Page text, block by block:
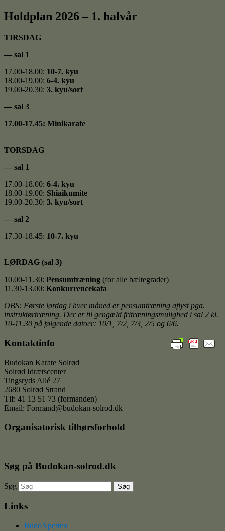
Holdplan 2026 – 1. halvår
TIRSDAG
— sal 1
17.00-18.00: 10-7. kyu
18.00-19.00: 6-4. kyu
19.00-20.30: 3. kyu/sort
— sal 3
17.00-17.45: Minikarate
TORSDAG
— sal 1
17.00-18.00: 6-4. kyu
18.00-19.00: Shiaikumite
19.00-20.30: 3. kyu/sort
— sal 2
17.30-18.45: 10-7. kyu
LØRDAG (sal 3)
10.00-11.30: Pensumtræning (for alle bæltegrader)
11.30-13.00: Konkurrencekata
OBS: Første lørdag i hver måned er pensumtræning aflyst pga.
instruktørtræning. Der er til gengæld fritræningsmulighed i sal 2 kl.
10-11.30 på følgende datoer: 10/1, 7/2, 7/3, 2/5 og 6/6.
Kontaktinfo
Budokan Karate Solrød
Solrød Idrætscenter
Tingsryds Allé 27
2680 Solrød Strand
Tlf: 41 13 51 73 (formanden)
Email: Formand@budokan-solrod.dk
Organisatorisk tilhørsforhold
Søg på Budokan-solrod.dk
Søg
Links
BudoXperten